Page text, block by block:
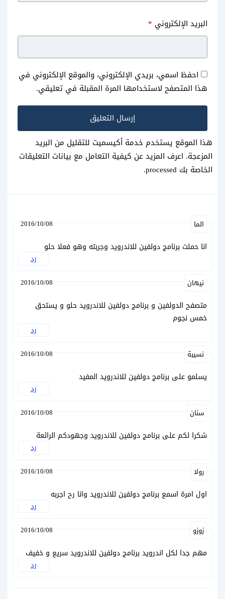
البريد الإلكتروني *
احفظ اسمي، بريدي الإلكتروني، والموقع الإلكتروني في
هذا المتصفح لاستخدامها المرة المقبلة في تعليقي.
هذا الموقع يستخدم خدمة أكيسميت للتقليل من البريد
المزعجة. اعرف المزيد عن كيفية التعامل مع بيانات التعليقات
الخاصة بك processed
.
الما 2016/10/08
انا حملت برنامج دولفين للاندرويد وجربته وهو فعلا حلو
رد
نيهان 2016/10/08
متصفح الدولفين و برنامج دولفين للاندرويد حلو و يستحق
خمس نجوم
رد
نسيبة 2016/10/08
يسلمو على برنامج دولفين للاندرويد المفيد
رد
سنان 2016/10/08
شكرا لكم على برنامج دولفين للاندرويد وجهودكم الرائعة
رد
رولا 2016/10/08
اول امرة اسمع برنامج دولفين للاندرويد وانا رح اجربه
رد
زوزو 2016/10/08
مهم جدا لكل اندرويد برنامج دولفين للاندرويد سريع و خفيف
رد